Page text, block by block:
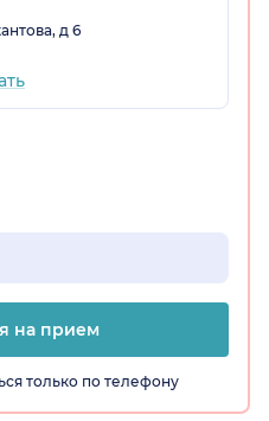
д 6
на прием
только по телефону